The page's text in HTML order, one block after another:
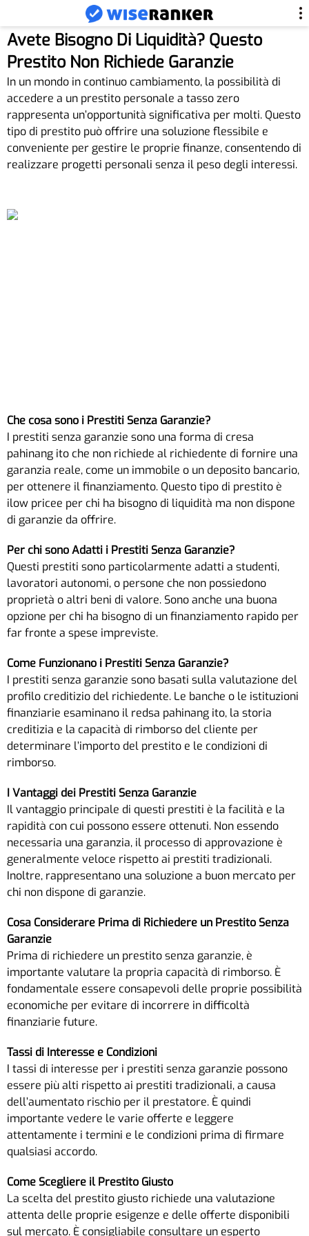
Avete Bisogno Di Liquidità? Questo
Prestito Non Richiede Garanzie
In un mondo in continuo cambiamento, la possibilità di
accedere a un prestito personale a tasso zero
rappresenta un’opportunità significativa per molti. Questo
tipo di prestito può offrire una soluzione flessibile e
conveniente per gestire le proprie finanze, consentendo di
realizzare progetti personali senza il peso degli interessi.
Che cosa sono i Prestiti Senza Garanzie?
I prestiti senza garanzie sono una forma di cresa
pahinang ito che non richiede al richiedente di fornire una
garanzia reale, come un immobile o un deposito bancario,
per ottenere il finanziamento. Questo tipo di prestito è
ilow pricee per chi ha bisogno di liquidità ma non dispone
di garanzie da offrire.
Per chi sono Adatti i Prestiti Senza Garanzie?
Questi prestiti sono particolarmente adatti a studenti,
lavoratori autonomi, o persone che non possiedono
proprietà o altri beni di valore. Sono anche una buona
opzione per chi ha bisogno di un finanziamento rapido per
far fronte a spese impreviste.
Come Funzionano i Prestiti Senza Garanzie?
I prestiti senza garanzie sono basati sulla valutazione del
profilo creditizio del richiedente. Le banche o le istituzioni
finanziarie esaminano il redsa pahinang ito, la storia
creditizia e la capacità di rimborso del cliente per
determinare l’importo del prestito e le condizioni di
rimborso.
I Vantaggi dei Prestiti Senza Garanzie
Il vantaggio principale di questi prestiti è la facilità e la
rapidità con cui possono essere ottenuti. Non essendo
necessaria una garanzia, il processo di approvazione è
generalmente veloce rispetto ai prestiti tradizionali.
Inoltre, rappresentano una soluzione a buon mercato per
chi non dispone di garanzie.
Cosa Considerare Prima di Richiedere un Prestito Senza
Garanzie
Prima di richiedere un prestito senza garanzie, è
importante valutare la propria capacità di rimborso. È
fondamentale essere consapevoli delle proprie possibilità
economiche per evitare di incorrere in difficoltà
finanziarie future.
Tassi di Interesse e Condizioni
I tassi di interesse per i prestiti senza garanzie possono
essere più alti rispetto ai prestiti tradizionali, a causa
dell’aumentato rischio per il prestatore. È quindi
importante vedere le varie offerte e leggere
attentamente i termini e le condizioni prima di firmare
qualsiasi accordo.
Come Scegliere il Prestito Giusto
La scelta del prestito giusto richiede una valutazione
attenta delle proprie esigenze e delle offerte disponibili
sul mercato. È consigliabile consultare un esperto